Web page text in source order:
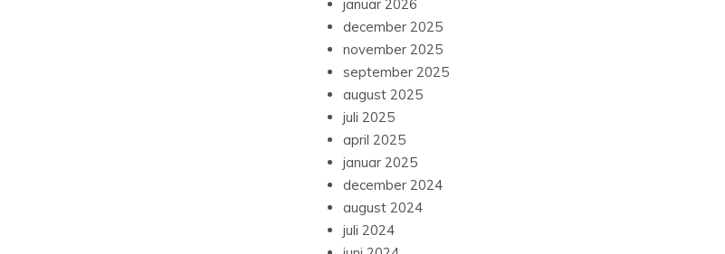
januar 2026
december 2025
november 2025
september 2025
august 2025
juli 2025
april 2025
januar 2025
december 2024
august 2024
juli 2024